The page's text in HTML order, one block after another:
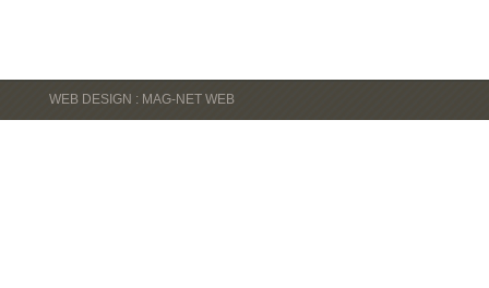
WEB DESIGN : MAG-NET WEB